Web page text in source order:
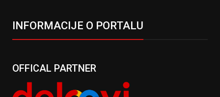
INFORMACIJE O PORTALU
OFFICAL PARTNER